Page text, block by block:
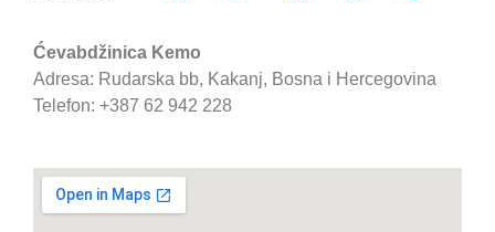
Ćevabdžinica Kemo
Adresa: Rudarska bb, Kakanj, Bosna i Hercegovina
Telefon: +387 62 942 228